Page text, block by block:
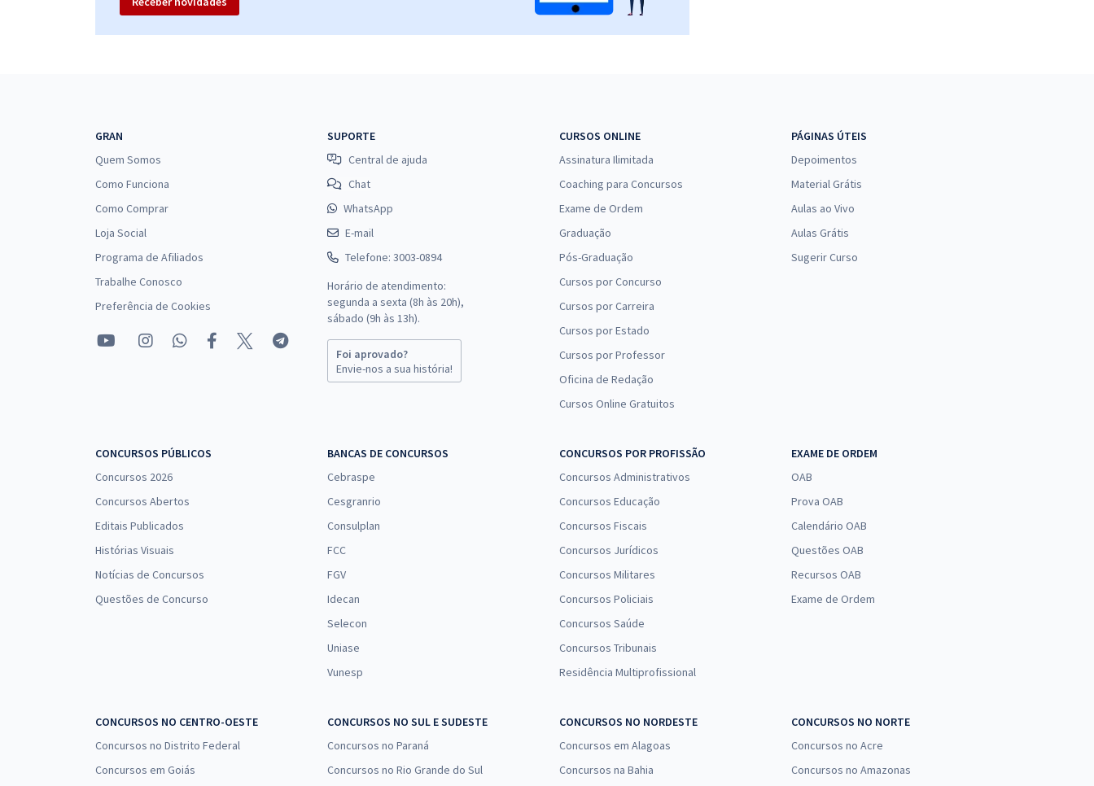
GRAN
Quem Somos
Como Funciona
Como Comprar
Loja Social
Programa de Afiliados
Trabalhe Conosco
Preferência de Cookies
SUPORTE
Central de ajuda
Chat
WhatsApp
E-mail
Telefone: 3003-0894
Horário de atendimento:
segunda a sexta (8h às 20h),
sábado (9h às 13h).
Foi aprovado?
Envie-nos a sua história!
CURSOS ONLINE
Assinatura Ilimitada
Coaching para Concursos
Exame de Ordem
Graduação
Pós-Graduação
Cursos por Concurso
Cursos por Carreira
Cursos por Estado
Cursos por Professor
Oficina de Redação
Cursos Online Gratuitos
PÁGINAS ÚTEIS
Depoimentos
Material Grátis
Aulas ao Vivo
Aulas Grátis
Sugerir Curso
CONCURSOS PÚBLICOS
Concursos 2026
Concursos Abertos
Editais Publicados
Histórias Visuais
Notícias de Concursos
Questões de Concurso
BANCAS DE CONCURSOS
Cebraspe
Cesgranrio
Consulplan
FCC
FGV
Idecan
Selecon
Uniase
Vunesp
CONCURSOS POR PROFISSÃO
Concursos Administrativos
Concursos Educação
Concursos Fiscais
Concursos Jurídicos
Concursos Militares
Concursos Policiais
Concursos Saúde
Concursos Tribunais
Residência Multiprofissional
EXAME DE ORDEM
OAB
Prova OAB
Calendário OAB
Questões OAB
Recursos OAB
Exame de Ordem
CONCURSOS NO CENTRO-OESTE
Concursos no Distrito Federal
Concursos em Goiás
CONCURSOS NO SUL E SUDESTE
Concursos no Paraná
Concursos no Rio Grande do Sul
CONCURSOS NO NORDESTE
Concursos em Alagoas
Concursos na Bahia
CONCURSOS NO NORTE
Concursos no Acre
Concursos no Amazonas